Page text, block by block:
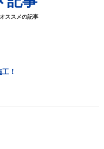
ススメの記事
！